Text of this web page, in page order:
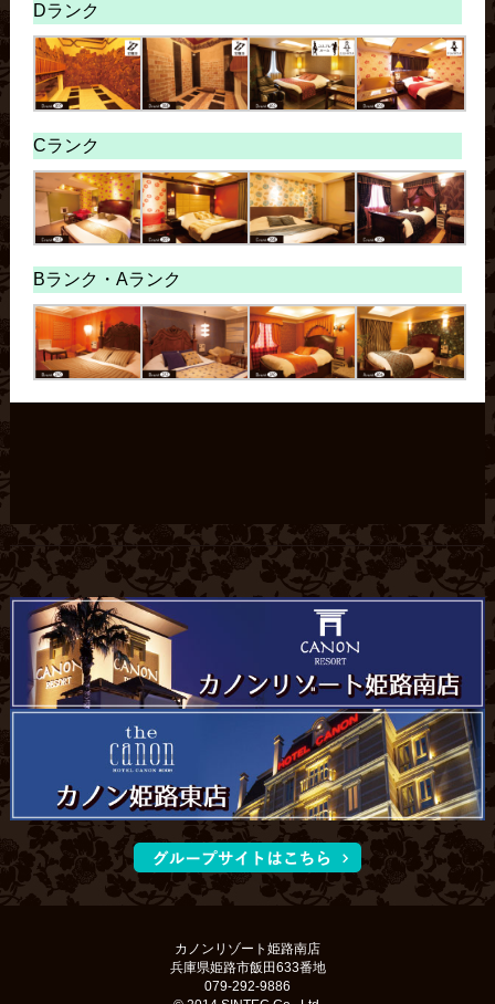
Dランク
Cランク
Bランク・Aランク
カノンリゾート姫路南店
兵庫県姫路市飯田633番地
079-292-9886